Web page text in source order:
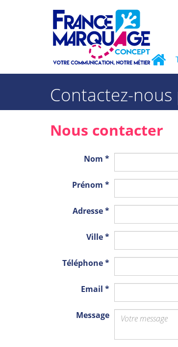
Contactez-
Nous contacter
Nom *
Prénom *
Adresse*
Ville*
Téléphone*
Email *
Message